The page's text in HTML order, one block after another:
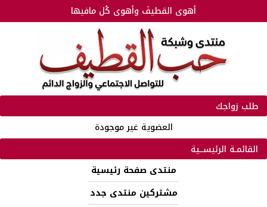
أهوى القطيفَ وأهوى كُل مافيها
طلب زواجك
العضوية غير موجودة
القائمـة الرئيســية
منتدى صفحة رئيسية
مشتركين منتدى جدد